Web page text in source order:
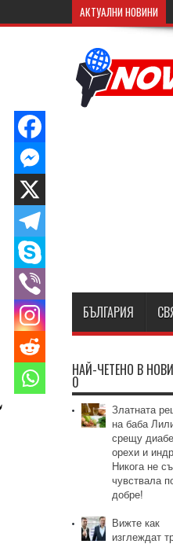
АКТУАЛНИ НОВИНИ
БЪЛГАРИЯ
НАЙ-ЧЕТЕНО В
0
Златната
на баба
срещу
орехи и
Никога не
чувствала
добре!
Вижте как
изглеждат